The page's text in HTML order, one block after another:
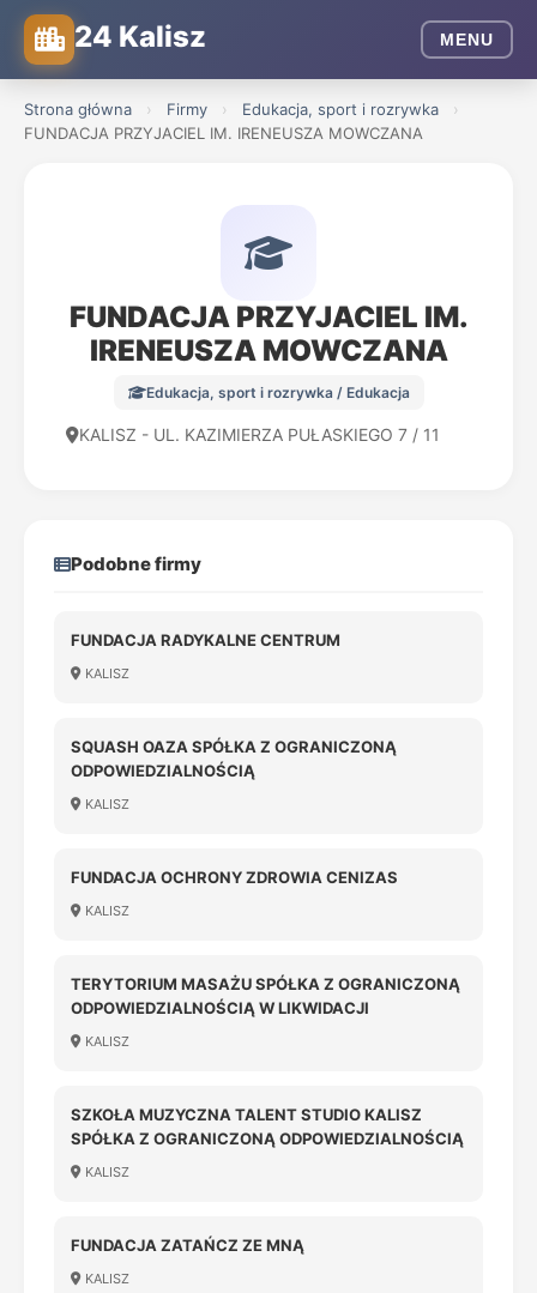
24 Kalisz MENU
Strona główna › Firmy › Edukacja, sport i rozrywka
›
FUNDACJA PRZYJACIEL IM. IRENEUSZA MOWCZANA
FUNDACJA PRZYJACIEL IM.
IRENEUSZA MOWCZANA
Edukacja, sport i rozrywka / Edukacja
KALISZ - UL. KAZIMIERZA PUŁASKIEGO 7 / 11
Podobne firmy
FUNDACJA RADYKALNE CENTRUM
KALISZ
SQUASH OAZA SPÓŁKA Z OGRANICZONĄ
ODPOWIEDZIALNOŚCIĄ
KALISZ
FUNDACJA OCHRONY ZDROWIA CENIZAS
KALISZ
TERYTORIUM MASAŻU SPÓŁKA Z OGRANICZONĄ
ODPOWIEDZIALNOŚCIĄ W LIKWIDACJI
KALISZ
SZKOŁA MUZYCZNA TALENT STUDIO KALISZ
SPÓŁKA Z OGRANICZONĄ ODPOWIEDZIALNOŚCIĄ
KALISZ
FUNDACJA ZATAŃCZ ZE MNĄ
KALISZ